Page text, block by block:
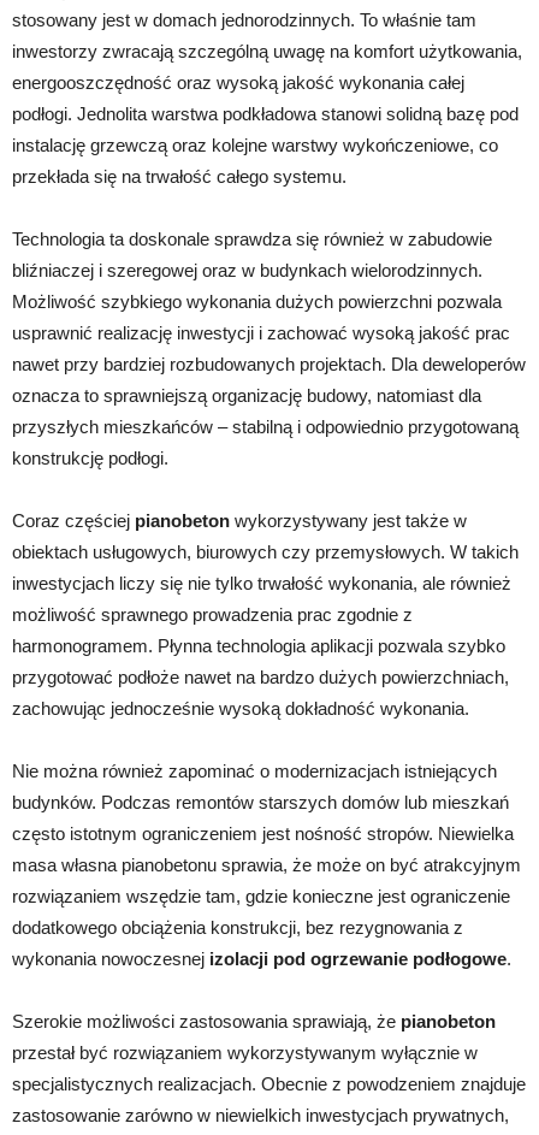
stosowany jest w domach jednorodzinnych. To właśnie tam
inwestorzy zwracają szczególną uwagę na komfort użytkowania,
energooszczędność oraz wysoką jakość wykonania całej
podłogi. Jednolita warstwa podkładowa stanowi solidną bazę pod
instalację grzewczą oraz kolejne warstwy wykończeniowe, co
przekłada się na trwałość całego systemu.
Technologia ta doskonale sprawdza się również w zabudowie
bliźniaczej i szeregowej oraz w budynkach wielorodzinnych.
Możliwość szybkiego wykonania dużych powierzchni pozwala
usprawnić realizację inwestycji i zachować wysoką jakość prac
nawet przy bardziej rozbudowanych projektach. Dla deweloperów
oznacza to sprawniejszą organizację budowy, natomiast dla
przyszłych mieszkańców – stabilną i odpowiednio przygotowaną
konstrukcję podłogi.
Coraz częściej pianobeton wykorzystywany jest także w
obiektach usługowych, biurowych czy przemysłowych. W takich
inwestycjach liczy się nie tylko trwałość wykonania, ale również
możliwość sprawnego prowadzenia prac zgodnie z
harmonogramem. Płynna technologia aplikacji pozwala szybko
przygotować podłoże nawet na bardzo dużych powierzchniach,
zachowując jednocześnie wysoką dokładność wykonania.
Nie można również zapominać o modernizacjach istniejących
budynków. Podczas remontów starszych domów lub mieszkań
często istotnym ograniczeniem jest nośność stropów. Niewielka
masa własna pianobetonu sprawia, że może on być atrakcyjnym
rozwiązaniem wszędzie tam, gdzie konieczne jest ograniczenie
dodatkowego obciążenia konstrukcji, bez rezygnowania z
wykonania nowoczesnej izolacji pod ogrzewanie podłogowe.
Szerokie możliwości zastosowania sprawiają, że pianobeton
przestał być rozwiązaniem wykorzystywanym wyłącznie w
specjalistycznych realizacjach. Obecnie z powodzeniem znajduje
zastosowanie zarówno w niewielkich inwestycjach prywatnych,